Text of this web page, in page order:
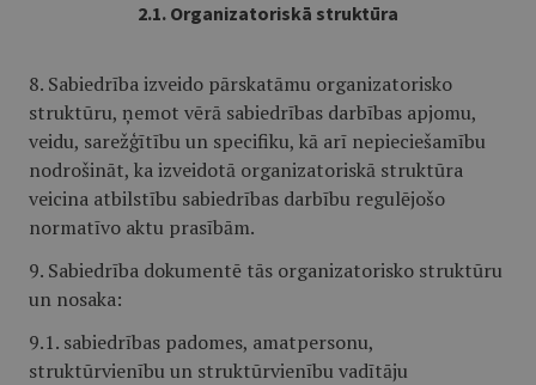
2.1. Organizatoriskā struktūra
8. Sabiedrība izveido pārskatāmu organizatorisko
struktūru, ņemot vērā sabiedrības darbības apjomu,
veidu, sarežģītību un specifiku, kā arī nepieciešamību
nodrošināt, ka izveidotā organizatoriskā struktūra
veicina atbilstību sabiedrības darbību regulējošo
normatīvo aktu prasībām.
9. Sabiedrība dokumentē tās organizatorisko struktūru
un nosaka:
9.1. sabiedrības padomes, amatpersonu,
struktūrvienību un struktūrvienību vadītāju